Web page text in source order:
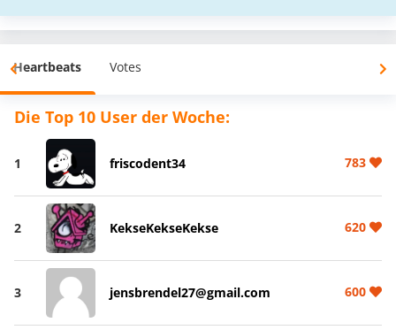
Heartbeats Votes
Die Top 10 User der Woche:
1 friscodent34 783
2 KekseKekseKekse 620
3 jensbrendel27@gmail.com 600